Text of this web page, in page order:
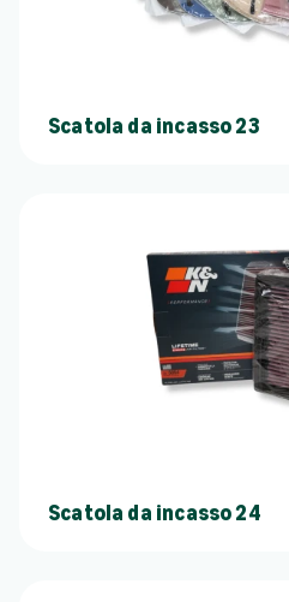
Scatola da incasso 23
Scatola da incasso 24